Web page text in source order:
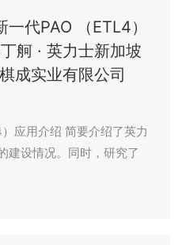
代PAO （ETL4）
舸 · 英力士新加坡
成实业有限公司
应用介绍 简要介绍了英力
建设情况。同时，研究了